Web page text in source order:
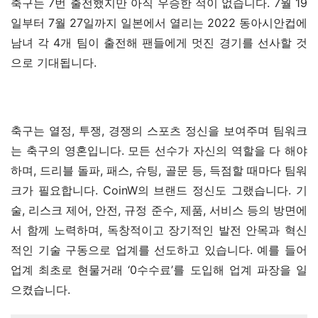
축구는 7번 출전했지만 아직 우승한 적이 없습니다. 7월 19
일부터 7월 27일까지 일본에서 열리는 2022 동아시안컵에
남녀 각 4개 팀이 출전해 팬들에게 멋진 경기를 선사할 것
으로 기대됩니다.
축구는 열정, 투쟁, 경쟁의 스포츠 정신을 보여주며 팀워크
는 축구의 영혼입니다. 모든 선수가 자신의 역할을 다 해야
하며, 드리블 돌파, 패스, 슈팅, 골문 등, 득점할 때마다 팀워
크가 필요합니다. CoinW의 브랜드 정신도 그랬습니다. 기
술, 리스크 제어, 안전, 규정 준수, 제품, 서비스 등의 방면에
서 함께 노력하며, 독창적이고 장기적인 발전 안목과 혁신
적인 기술 구동으로 업계를 선도하고 있습니다. 예를 들어
업계 최초로 현물거래 ‘0수수료’를 도입해 업계 파장을 일
으켰습니다.